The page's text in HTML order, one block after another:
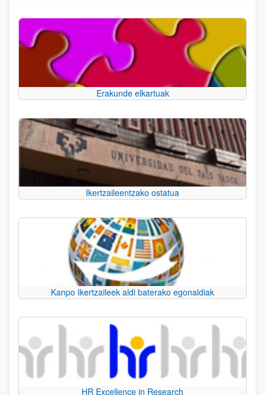
Erakunde elkartuak
Ikertzaileentzako ostatua
Kanpo Ikertzaileek aldi baterako egonaldiak
HR Excellence in Research